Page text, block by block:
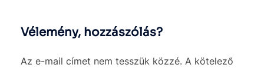
Vélemény, hozzászólás?
Az e-mail címet nem tesszük közzé. A kötelező